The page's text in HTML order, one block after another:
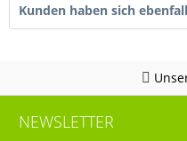
Kunden haben sich
NEWSLETTER